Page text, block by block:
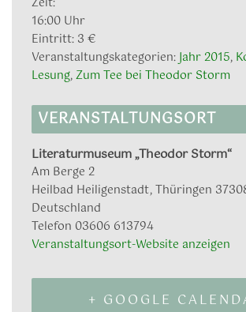
16:00 Uhr
Eintritt: 3 €
Veranstaltungskategorien: Jahr 2015,
Lesung,Zum Tee bei Theodor Storm
VERANSTALTUNGSORT
Literaturmuseum „Theodor Storm“
Am Berge 2
Heilbad Heiligenstadt,Thüringen
Deutschland
Telefon 03606 613794
Veranstaltungsort-Website anzeigen
+ GOOGLE